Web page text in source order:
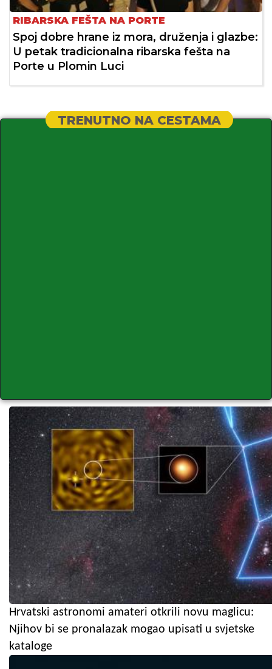
RIBARSKA FEŠTA NA PORTE
Spoj dobre hrane iz mora, druženja i glazbe:
U petak tradicionalna ribarska fešta na
Porte u Plomin Luci
TRENUTNO NA CESTAMA
Hrvatski astronomi amateri otkrili novu maglicu:
Njihov bi se pronalazak mogao upisati u svjetske
kataloge